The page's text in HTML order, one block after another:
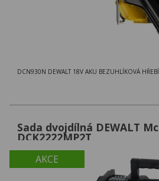
AKCE
Sada dvojdílná DEWALT
DCK2222MP2T